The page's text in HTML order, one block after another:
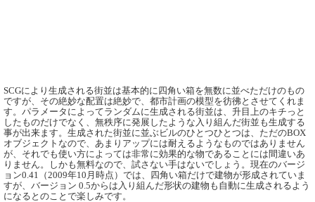
SCGにより生成される街並は基本的に四角い箱を無数に並べただけのもの
ですが、その絶妙な配置は絶妙で、都市計画の模型を彷彿とさせてくれま
す。パラメータによってランダムに生成される街並は、升目上のキチっと
したものだけでなく、無秩序に発展したような入り組んだ街並も生成する
事が出来ます。生成された街並に並ぶビルのひとつひとつは、ただのBOX
オブジェクトなので、あまりアップには耐えるようなものではありません
が、それでも使い方によっては非常に効果的な物であることには間違いあ
りません。しかも無料なので、試さない手はないでしょう。現在のバージ
ョン0.41（2009年10月時点）では、四角い箱だけで建物が形成されていま
すが、バージョン 0.5からは入り組んだ形状の建物も自動に生成されるよう
になるとのことで楽しみです。